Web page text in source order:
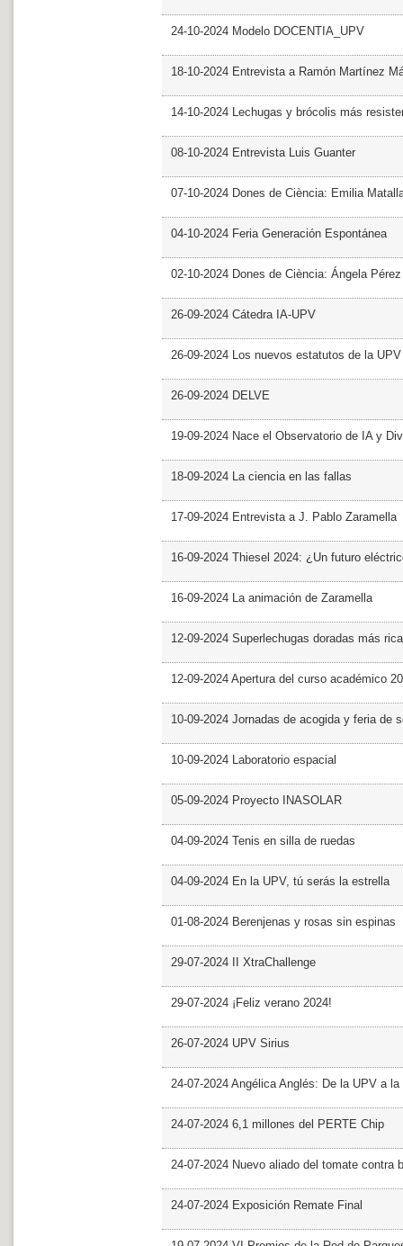
24-10-2024 Modelo DOCENTIA_UPV
18-10-2024 Entrevista a Ramón Martínez
14-10-2024 Lechugas y brócolis más
08-10-2024 Entrevista Luis Guanter
07-10-2024 Dones de Ciència: Emilia
04-10-2024 Feria Generación Espontánea
02-10-2024 Dones de Ciència: Ángela Pérez
26-09-2024 Cátedra IA-UPV
26-09-2024 Los nuevos estatutos de la
26-09-2024 DELVE
19-09-2024 Nace el Observatorio de IA y
18-09-2024 La ciencia en las fallas
17-09-2024 Entrevista a J. Pablo Zaramella
16-09-2024 Thiesel 2024: ¿Un futuro
16-09-2024 La animación de Zaramella
12-09-2024 Superlechugas doradas más
12-09-2024 Apertura del curso académico
10-09-2024 Jornadas de acogida y feria de
10-09-2024 Laboratorio espacial
05-09-2024 Proyecto INASOLAR
04-09-2024 Tenis en silla de ruedas
04-09-2024 En la UPV, tú serás la estrella
01-08-2024 Berenjenas y rosas sin espinas
29-07-2024 II XtraChallenge
29-07-2024 ¡Feliz verano 2024!
26-07-2024 UPV Sirius
24-07-2024 Angélica Anglés: De la UPV a
24-07-2024 6,1 millones del PERTE Chip
24-07-2024 Nuevo aliado del tomate contra
24-07-2024 Exposición Remate Final